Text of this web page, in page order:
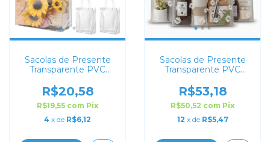
Sacolas de Presente
Transparente PVC
Reforçada
R$20,58
R$19,55 com Pix
4 x de R$6,12
Sacolas de Presente
Transparente PVC
Margaridas com Alça
de Couro
R$53,18
R$50,52 com Pix
12 x de R$5,47